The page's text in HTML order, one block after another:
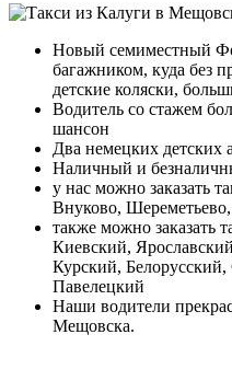
Новый семиместный
багажником, куда без
детские коляски,
Водитель со стажем
шансон
Два немецких детских
Наличный и
у нас можно заказать
Внуково,
также можно заказать
Киевский,
Курский,
Павелецкий
Наши водители
Мещовска.